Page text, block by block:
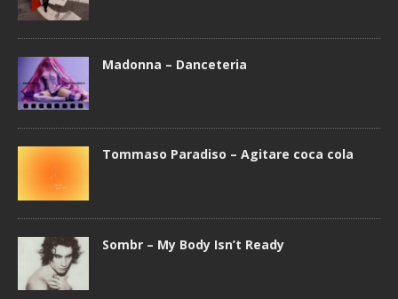
Madonna – Danceteria
Tommaso Paradiso – Agitare coca cola
Sombr – My Body Isn’t Ready